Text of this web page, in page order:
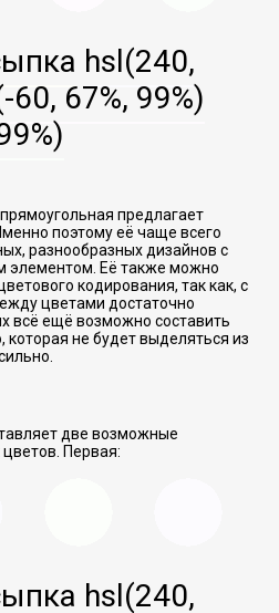
hsl(240,
60, 67%, 99%)
предлагает
поэтому её чаще всего
разнообразных дизайнов с
Её также можно
кодирования, так как, с
цветами достаточно
всё ещё возможно составить
не будет выделяться из
две возможные
Первая:
hsl(240,